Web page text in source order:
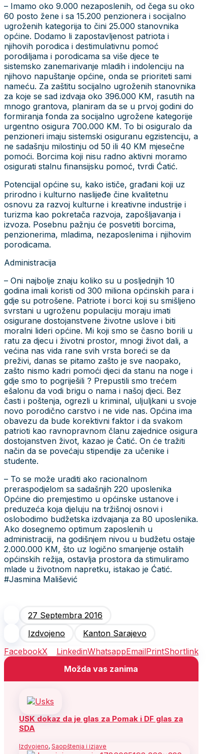
– Imamo oko 9.000 nezaposlenih, od čega su oko
60 posto žene i sa 15.200 penzionera i socijalno
ugroženih kategorija to čini 25.000 stanovnika
općine. Dodamo li zapostavljenost patriota i
njihovih porodica i destimulativnu pomoć
porodiljama i porodicama sa više djece te
sistemsko zanemarivanje mladih i indolenciju na
njihovo napuštanje općine, onda se prioriteti sami
nameću. Za zaštitu socijalno ugroženih stanovnika
za koje se sad izdvaja oko 396.000 KM, rasutih na
mnogo grantova, planiram da se u prvoj godini do
formiranja fonda za socijalno ugrožene kategorije
urgentno osigura 700.000 KM. To bi osiguralo da
penzioneri imaju sistemski osiguranu egzistenciju, a
ne sadašnju milostinju od 50 ili 40 KM mjesečne
pomoći. Borcima koji nisu radno aktivni moramo
osigurati stalnu finansijsku pomoć, tvrdi Ćatić.
Potencijal općine su, kako ističe, građani koji uz
prirodno i kulturno naslijeđe čine kvalitetnu
osnovu za razvoj kulturne i kreativne industrije i
turizma kao pokretača razvoja, zapošljavanja i
izvoza. Posebnu pažnju će posvetiti borcima,
penzionerima, mladima, nezaposlenima i njihovim
porodicama.
Administracija
– Oni najbolje znaju koliko su u posljednjih 10
godina imali koristi od 300 miliona općinskih para i
gdje su potrošene. Patriote i borci koji su smišljeno
svrstani u ugroženu populaciju moraju imati
osigurane dostojanstvene životne uslove i biti
moralni lideri općine. Mi koji smo se časno borili u
ratu za djecu i životni prostor, mnogi život dali, a
većina nas vida rane svih vrsta boreći se da
preživi, danas se pitamo zašto je sve naopako,
zašto nismo kadri pomoći djeci da stanu na noge i
gdje smo to pogriješili ? Prepustili smo trećem
ešalonu da vodi brigu o nama i našoj djeci. Bez
časti i poštenja, ogrezli u kriminal, uljuljkani u svoje
novo porodično carstvo i ne vide nas. Općina ima
obavezu da bude korektivni faktor i da svakom
patrioti kao ravnopravnom članu zajednice osigura
dostojanstven život, kazao je Ćatić. On će tražiti
način da se povećaju stipendije za učenike i
studente.
– To se može uraditi ako racionalnom
preraspodjelom sa sadašnjih 220 uposlenika
Općine dio premjestimo u općinske ustanove i
preduzeća koja djeluju na tržišnoj osnovi i
oslobodimo budžetska izdvajanja za 80 uposlenika.
Ako dosegnemo optimum zaposlenih u
administraciji, na godišnjem nivou u budžetu ostaje
2.000.000 KM, što uz logično smanjenje ostalih
općinskih režija, ostavlja prostora da stimuliramo
mlade u životnom napretku, istakao je Ćatić.
#Jasmina Mališević
27 Septembra 2016
Izdvojeno
Kanton Sarajevo
FacebookX LinkedinWhatsappEmailPrintShortlink
Možda vas zanima
USK dokaz da je glas za Pomak i DF glas za
SDA
Izdvojeno, Saopštenja i izjave